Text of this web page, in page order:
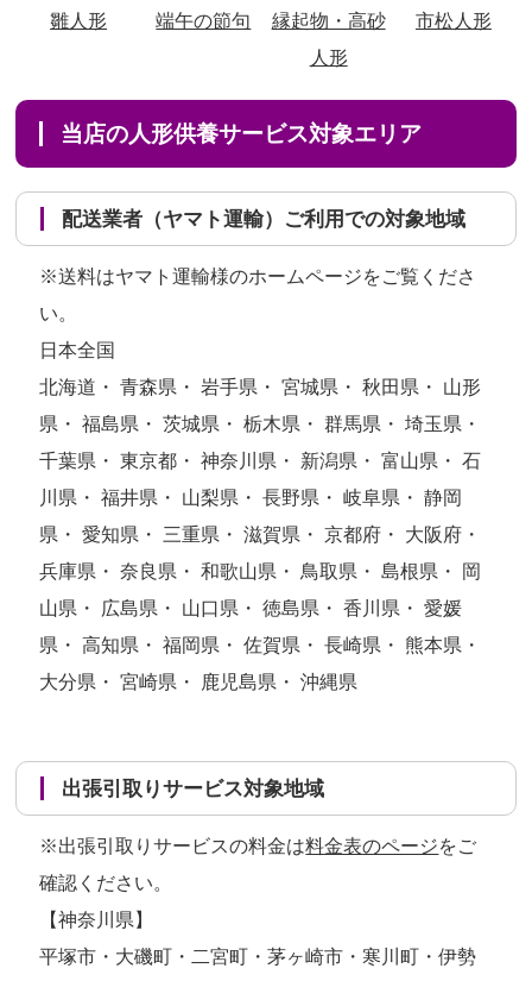
雛人形 端午の節句
縁起物・高砂
人形
市松人形
当店の人形供養サービス対象エリア
配送業者（ヤマト運輸）ご利用での対象地域
※送料はヤマト運輸様のホームページをご覧くださ
い。
日本全国
北海道・ 青森県・ 岩手県・ 宮城県・ 秋田県・ 山形
県・ 福島県・ 茨城県・ 栃木県・ 群馬県・ 埼玉県・
千葉県・ 東京都・ 神奈川県・ 新潟県・ 富山県・ 石
川県・ 福井県・ 山梨県・ 長野県・ 岐阜県・ 静岡
県・ 愛知県・ 三重県・ 滋賀県・ 京都府・ 大阪府・
兵庫県・ 奈良県・ 和歌山県・ 鳥取県・ 島根県・ 岡
山県・ 広島県・ 山口県・ 徳島県・ 香川県・ 愛媛
県・ 高知県・ 福岡県・ 佐賀県・ 長崎県・ 熊本県・
大分県・ 宮崎県・ 鹿児島県・ 沖縄県
出張引取りサービス対象地域
※出張引取りサービスの料金は料金表のページをご
確認ください。
【神奈川県】
平塚市・大磯町・二宮町・茅ヶ崎市・寒川町・伊勢